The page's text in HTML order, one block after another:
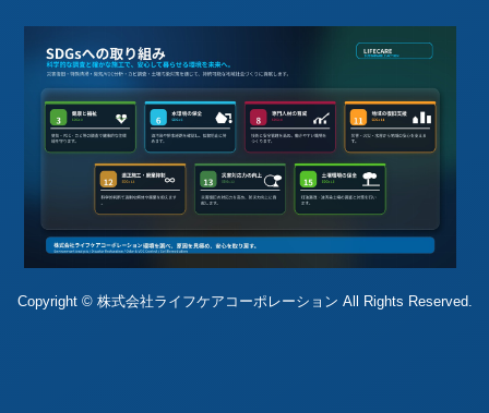
Copyright © 株式会社ライフケアコーポレーション All Rights Reserved.